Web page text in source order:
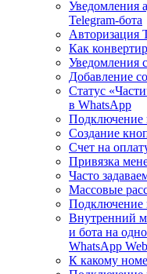
Уведомления
Telegram‑бота
Авторизация
Как
Уведомления
Добавление
Статус
в WhatsApp
Подключение
Создание
Счет на
Привязка
Часто
Массовые
Подключение
Внутренний
и бота на
WhatsApp
К какому